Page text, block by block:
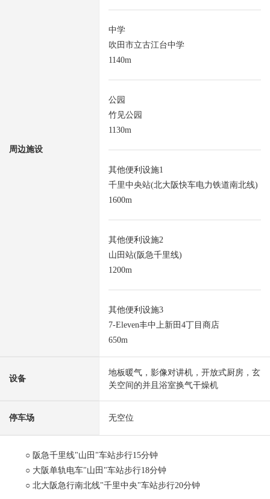
周边施设
中学
吹田市立古江台中学
1140m
公园
竹见公园
1130m
其他便利设施1
千里中央站(北大阪快车电力铁道南北线)
1600m
其他便利设施2
山田站(阪急千里线)
1200m
其他便利设施3
7-Eleven丰中上新田4丁目商店
650m
设备
地板暖气，影像对讲机，开放式厨房，玄
关空间的并且浴室换气干燥机
停车场 无空位
○ 阪急千里线"山田"车站步行15分钟
○ 大阪单轨电车"山田"车站步行18分钟
○ 北大阪急行南北线"千里中央"车站步行20分钟